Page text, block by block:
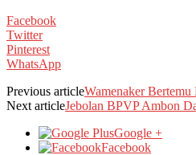
Facebook
Twitter
Pinterest
WhatsApp
Previous articleWamenaker Bertemu
Next articleJebolan BPVP Ambon
Google +
Facebook